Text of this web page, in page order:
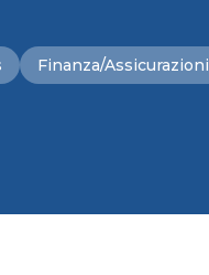
Finanza/Assicurazioni